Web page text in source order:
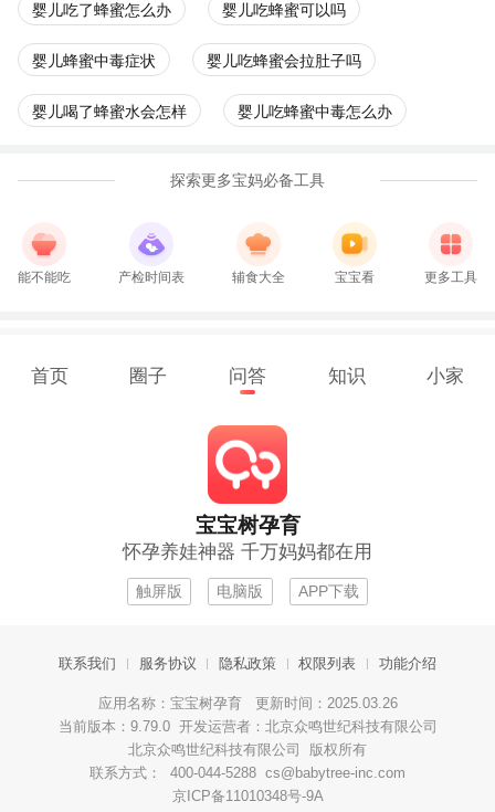
婴儿吃了蜂蜜怎么办 婴儿吃蜂蜜可以吗
婴儿蜂蜜中毒症状 婴儿吃蜂蜜会拉肚子吗
婴儿喝了蜂蜜水会怎样 婴儿吃蜂蜜中毒怎么办
探索更多宝妈必备工具
能不能吃 产检时间表 辅食大全 宝宝看 更多工具
首页 圈子 问答 知识 小家
宝宝树孕育
怀孕养娃神器 千万妈妈都在用
触屏版 电脑版 APP下载
联系我们 服务协议 隐私政策 权限列表 功能介绍
应用名称：宝宝树孕育 更新时间：2025.03.26
当前版本：9.79.0 开发运营者：北京众鸣世纪科技有限公司
北京众鸣世纪科技有限公司 版权所有
联系方式： 400-044-5288 cs@babytree-inc.com
京ICP备11010348号-9A